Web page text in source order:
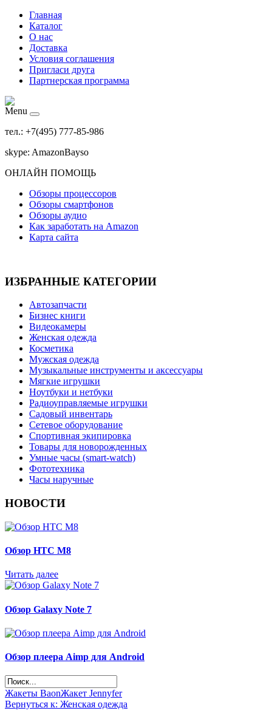
Главная
Каталог
О нас
Доставка
Условия соглашения
Пригласи друга
Партнерская программа
Menu
тел.: +7(495) 777-85-986
skype: AmazonBayso
ОНЛАЙН ПОМОЩЬ
Обзоры процессоров
Обзоры смартфонов
Обзоры аудио
Как заработать на Amazon
Карта сайта
ИЗБРАННЫЕ КАТЕГОРИИ
Автозапчасти
Бизнес книги
Видеокамеры
Женская одежда
Косметика
Мужская одежда
Музыкальные инструменты и аксессуары
Мягкие игрушки
Ноутбуки и нетбуки
Радиоуправляемые игрушки
Садовый инвентарь
Сетевое оборудование
Спортивная экипировка
Товары для новорожденных
Умные часы (smart-watch)
Фототехника
Часы наручные
НОВОСТИ
Обзор НТС М8
Читать далее
Обзор Galaxy Note 7
Обзор плеера Aimp для Android
Жакеты BaonЖакет Jennyfer
Вернуться к: Женская одежда